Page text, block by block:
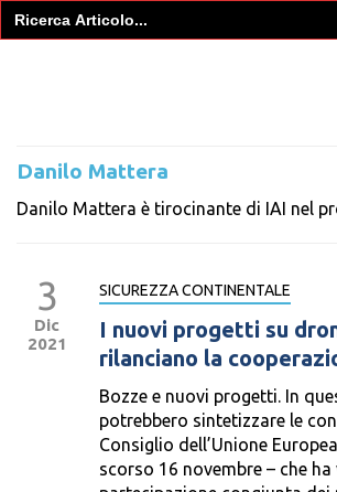
Search
for:
Danilo Mattera
Danilo Mattera è tirocinante di IAI nel
3
Dic
2021
SICUREZZA CONTINENTALE
I nuovi progetti su
rilanciano la
Bozze e nuovi progetti. In
potrebbero sintetizzare le
Consiglio dell’Unione
scorso 16 novembre – che